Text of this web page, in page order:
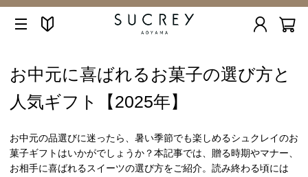
お中元に喜ばれるお菓子の選び方と
人気ギフト【2025年】
お中元の品選びに迷ったら、暑い季節でも楽しめるシュクレイのお
菓子ギフトはいかがでしょうか？本記事では、贈る時期やマナー、
お相手に喜ばれるスイーツの選び方をご紹介。読み終わる頃には